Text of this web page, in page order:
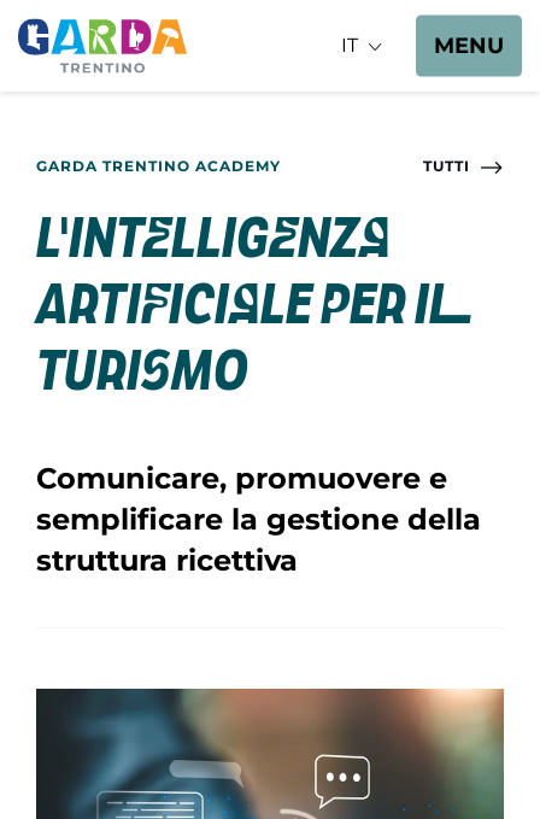
IT MENU
TUTTI
GARDA TRENTINO ACADEMY
L'Intelligenza
Artificiale per il
turismo
Comunicare, promuovere e
semplificare la gestione della
struttura ricettiva